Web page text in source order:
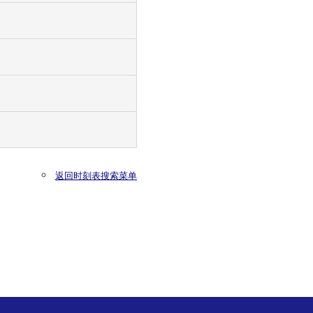
返回时刻表搜索菜单